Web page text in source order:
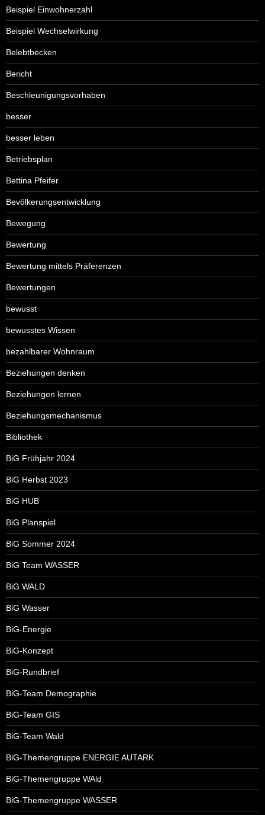
Beispiel Einwohnerzahl
Beispiel Wechselwirkung
Belebtbecken
Bericht
Beschleunigungsvorhaben
besser
besser leben
Betriebsplan
Bettina Pfeifer
Bevölkerungsentwicklung
Bewegung
Bewertung
Bewertung mittels Präferenzen
Bewertungen
bewusst
bewusstes Wissen
bezahlbarer Wohnraum
Beziehungen denken
Beziehungen lernen
Beziehungsmechanismus
Bibliothek
BiG Frühjahr 2024
BiG Herbst 2023
BiG HUB
BiG Planspiel
BiG Sommer 2024
BiG Team WASSER
BiG WALD
BiG Wasser
BiG-Energie
BiG-Konzept
BiG-Rundbrief
BiG-Team Demographie
BiG-Team GIS
BiG-Team Wald
BiG-Themengruppe ENERGIE AUTARK
BiG-Themengruppe WAld
BiG-Themengruppe WASSER